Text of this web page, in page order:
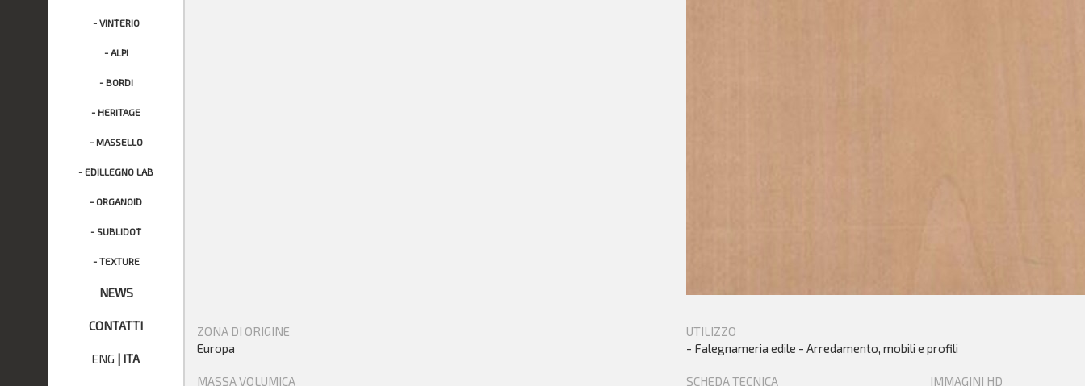
- VINTERIO
- ALPI
- BORDI
- HERITAGE
- MASSELLO
- EDILLEGNO LAB
- ORGANOID
- SUBLIDOT
- TEXTURE
NEWS
CONTATTI
ENG | ITA
ZONA DI ORIGINE
Europa
MASSA VOLUMICA
UTILIZZO
- Falegnameria edile - Arredamento, mobili e profili
SCHEDA TECNICA
IMMAGINI HD